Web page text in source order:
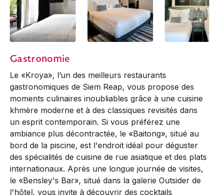
Gastronomie
Le «Kroya», l’un des meilleurs restaurants
gastronomiques de Siem Reap, vous propose des
moments culinaires inoubliables grâce à une cuisine
khmère moderne et à des classiques revisités dans
un esprit contemporain. Si vous préférez une
ambiance plus décontractée, le «Baitong», situé au
bord de la piscine, est l'endroit idéal pour déguster
des spécialités de cuisine de rue asiatique et des plats
internationaux. Après une longue journée de visites,
le «Bensley's Bar», situé dans la galerie Outsider de
l'hôtel, vous invite à découvrir des cocktails